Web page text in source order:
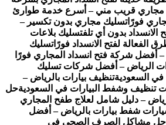
مجاري قريب مني – أسرع خدمة طوارئ
تسليك مجاري بدون تكسير –
الانسداد بدون أي تلفتسليك بلاعات
الفعالة لفتح الانسداد فورًاتسليك
24 ساعة – أفضل شركة فتح انسداد المجاري فورًا
الرياض – أفضل شركات تسليك
في السعوديةتنظيف بيارات بالرياض –
تنظيف وشفط البيارات في السعوديةحل
– دليل شامل لعلاج طفح المجاري
شفط بيارات بالرياض – أفضل
مشاكل الصرف الصحي في